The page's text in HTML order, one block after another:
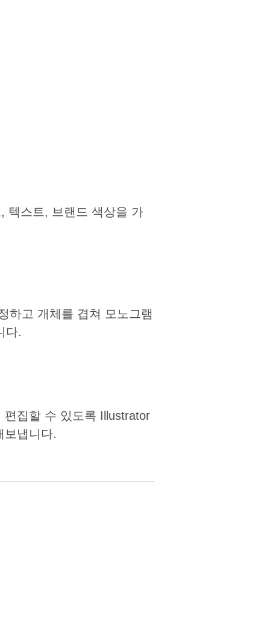
텍스트, 브랜드 색상을 가
하고 개체를 겹쳐 모노그램
다.
집할 수 있도록 Illustrator
보냅니다.